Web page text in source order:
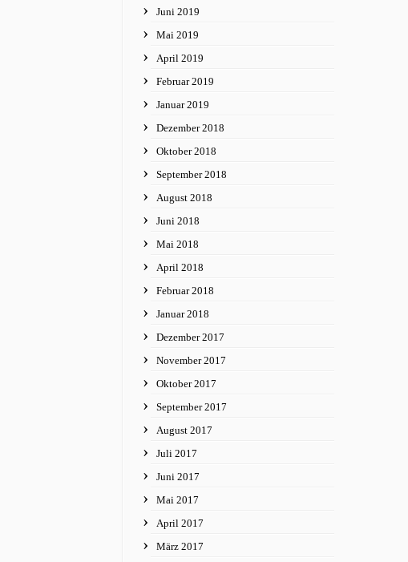
Juni 2019
Mai 2019
April 2019
Februar 2019
Januar 2019
Dezember 2018
Oktober 2018
September 2018
August 2018
Juni 2018
Mai 2018
April 2018
Februar 2018
Januar 2018
Dezember 2017
November 2017
Oktober 2017
September 2017
August 2017
Juli 2017
Juni 2017
Mai 2017
April 2017
März 2017